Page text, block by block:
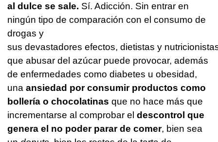
al dulce se sale. Sí. Adicción. Sin entrar en
ningún tipo de comparación con el consumo de
drogas y
sus devastadores efectos, dietistas y
que abusar del azúcar puede provocar, además
de enfermedades como diabetes u obesidad,
una ansiedad por consumir productos como
bollería o chocolatinas que no hace más que
incrementarse al comprobar el descontrol que
genera el no poder parar de comer, bien sea